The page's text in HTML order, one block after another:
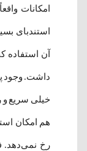
امکانات
استندبای
آن استفاده
خیلی سریع و
هم امکان
رخ نمی‌دهد.